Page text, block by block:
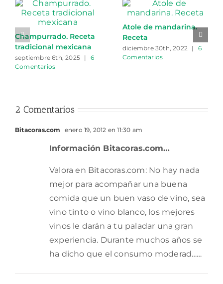
Champurrado. Receta
tradicional mexicana
septiembre 6th, 2025 |
6
Comentarios
Atole de mandarina.
Receta
diciembre 30th, 2022 |
6
Comentarios
2 Comentarios
Bitacoras.com enero 19, 2012 en 11:30 am
Información Bitacoras.com…
Valora en Bitacoras.com: No hay nada
mejor para acompañar una buena
comida que un buen vaso de vino, sea
vino tinto o vino blanco, los mejores
vinos le darán a tu paladar una gran
experiencia. Durante muchos años se
ha dicho que el consumo moderad……